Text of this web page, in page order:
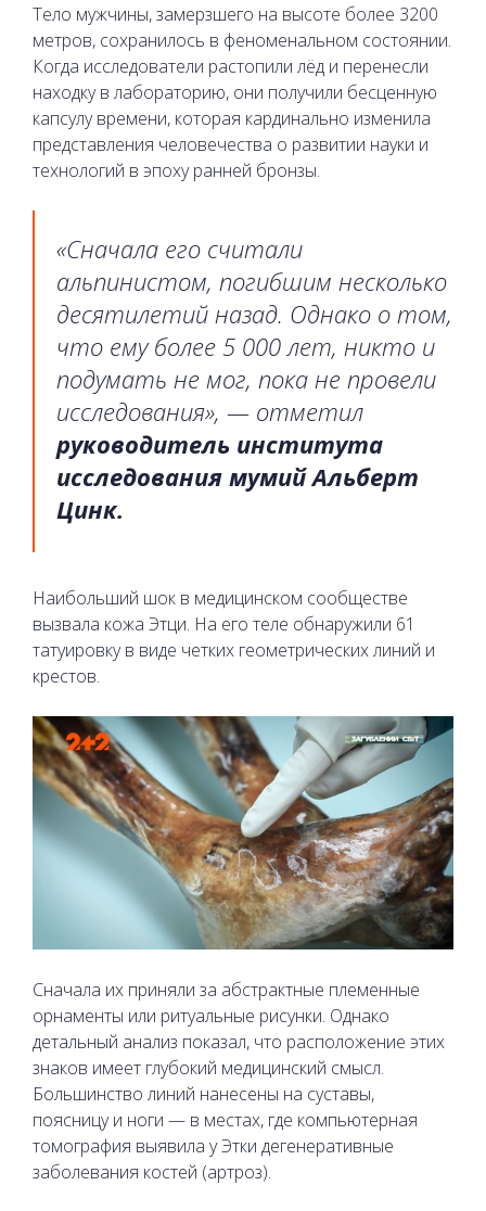
Тело мужчины, замерзшего на высоте более 3200
метров, сохранилось в феноменальном состоянии.
Когда исследователи растопили лёд и перенесли
находку в лабораторию, они получили бесценную
капсулу времени, которая кардинально изменила
представления человечества о развитии науки и
технологий в эпоху ранней бронзы.
«Сначала его считали
альпинистом, погибшим несколько
десятилетий назад. Однако о том,
что ему более 5 000 лет, никто и
подумать не мог, пока не провели
исследования», — отметил
руководитель института
исследования мумий Альберт
Цинк.
Наибольший шок в медицинском сообществе
вызвала кожа Этци. На его теле обнаружили 61
татуировку в виде четких геометрических линий и
крестов.
Сначала их приняли за абстрактные племенные
орнаменты или ритуальные рисунки. Однако
детальный анализ показал, что расположение этих
знаков имеет глубокий медицинский смысл.
Большинство линий нанесены на суставы,
поясницу и ноги — в местах, где компьютерная
томография выявила у Этки дегенеративные
заболевания костей (артроз).